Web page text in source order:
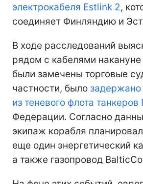
электрокабеля Estlink 2,
соединяет Финляндию и
В ходе расследований
рядом с кабелями
были замечены торговые
частности, было задержано
из теневого флота танкеров
Федерации. Согласно
экипаж корабля
еще один энергетический
а также газопровод